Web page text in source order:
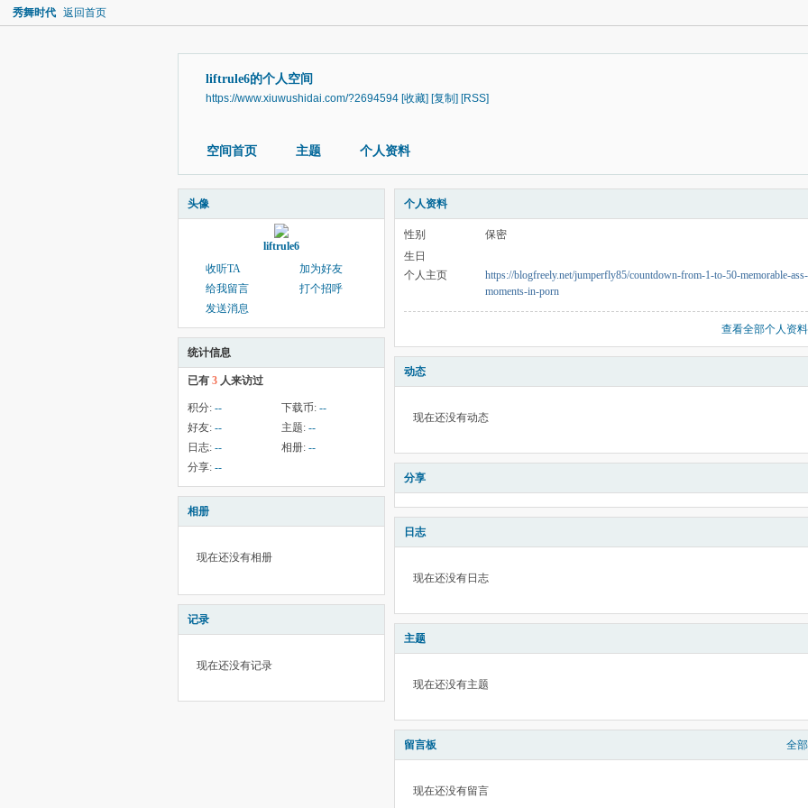
秀舞时代 返回首页
liftrule6的个人空间
https://www.xiuwushidai.com/?2694594 [收藏] [复制] [RSS]
空间首页 主题 个人资料
头像
liftrule6
收听TA
加为好友
给我留言
打个招呼
发送消息
统计信息
已有 3 人来访过
积分: -- 下载币: --
好友: -- 主题: --
日志: -- 相册: --
分享: --
相册
现在还没有相册
记录
现在还没有记录
个人资料
性别
保密
生日
个人主页
https://blogfreely.net/jumperfly85/countdown-from-1-to-50-memorable-ass-
moments-in-porn
查看全部个人资料
动态
现在还没有动态
分享
日志
现在还没有日志
主题
现在还没有主题
留言板 全部
现在还没有留言